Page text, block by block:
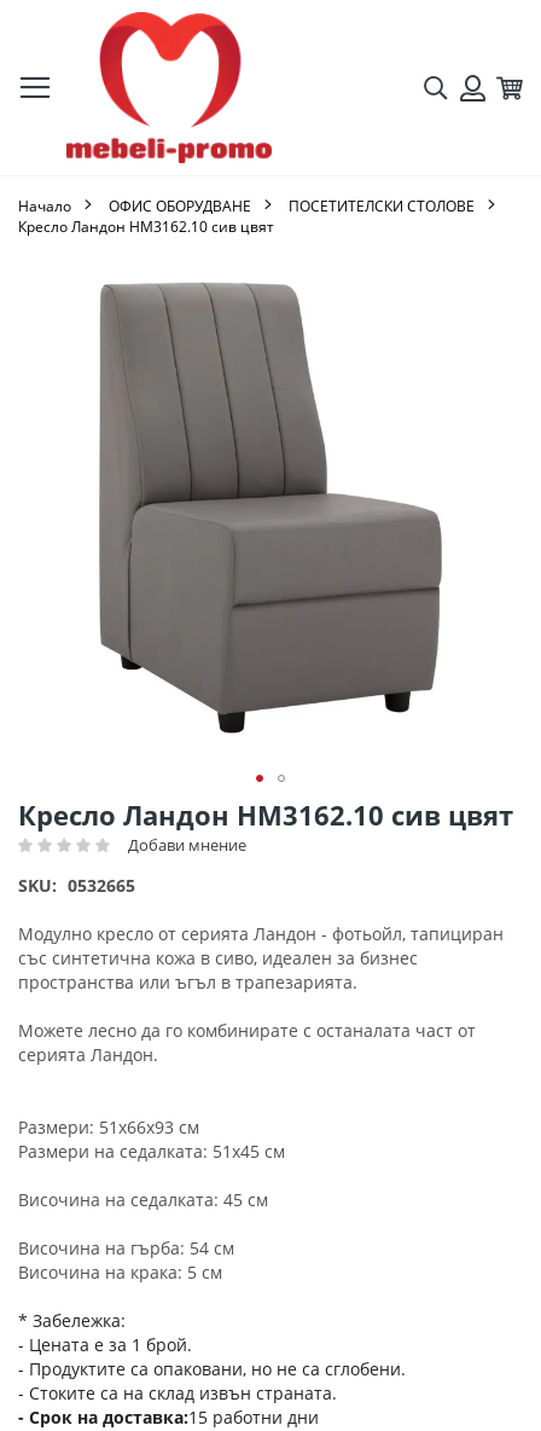
Търсене
Начало ОФИС ОБОРУДВАНЕ
ПОСЕТИТЕЛСКИ СТОЛОВЕ
Кресло Ландон HM3162.10 сив цвят
Кресло Ландон HM3162.10 сив цвят
Рейтинг: Добави мнение
SKU 0532665
Модулно кресло от серията Ландон - фотьойл, тапициран
със синтетична кожа в сиво, идеален за бизнес
пространства или ъгъл в трапезарията.
Можете лесно да го комбинирате с останалата част от
серията Ландон.
Размери: 51х66х93 см
Размери на седалката: 51x45 см
Височина на седалката: 45 см
Височина на гърба: 54 см
Височина на крака: 5 cм
* Забележка:
- Цената е за 1 брой.
- Продуктите са опаковани, но не са сглобени.
- Стоките са на склад извън страната.
Срок на доставка 15 работни дни
изображенията
Преминете
към
началото
на
със
снимки